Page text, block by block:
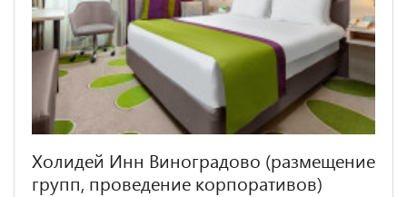
Холидей Инн Виноградово (размещение
групп, проведение корпоративов)